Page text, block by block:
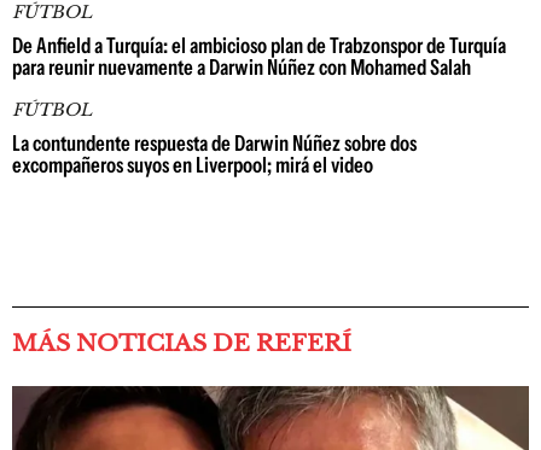
FÚTBOL
De Anfield a Turquía: el ambicioso plan de Trabzonspor de Turquía
para reunir nuevamente a Darwin Núñez con Mohamed Salah
FÚTBOL
La contundente respuesta de Darwin Núñez sobre dos
excompañeros suyos en Liverpool; mirá el video
MÁS NOTICIAS DE REFERÍ